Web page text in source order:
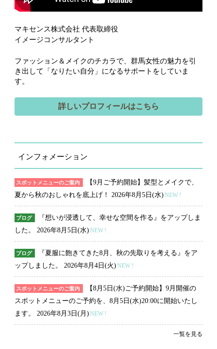
マキセンス株式会社 代表取締役
イメージコンサルタント
ファッション＆メイクのチカラで、群馬女性の魅力を引
き出して「なりたい自分」になるサポートをしていま
す。
詳しいプロフィールはこちら
インフォメーション
スポットメニューのご案内
【9月ご予約開始】髪型とメイクで、
夏から秋のおしゃれを底上げ！ 2026年8月5日(水) NEW !
ブログ
『想いが浸透して、幸せな空間を作る』をアップしま
した。 2026年8月5日(水) NEW !
ブログ
『夏服に飽きてきた8月、秋の先取りを考える』をア
ップしました。 2026年8月4日(火) NEW !
スポットメニューのご案内
【8月5日(水)ご予約開始】9月開催の
スポットメニューのご予約を、8月5日(水)20:00に開始いたし
ます。 2026年8月3日(月) NEW !
一覧を見る